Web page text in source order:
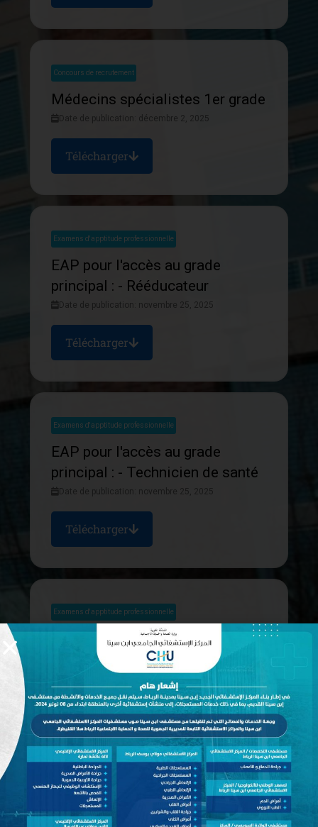
Concours de recrutement
Médecins spécialistes 1er grade
Date de publication: décembre 2, 2025
Télécharger
Examens d'apptitude professionnelle
EAP pour l'accès au grade
principal : - Rééducateur
Date de publication: novembre 25, 2025
Télécharger
Examens d'apptitude professionnelle
EAP pour l'accès au grade
principal : - Technicien de santé
Date de publication: novembre 25, 2025
Télécharger
Examens d'apptitude professionnelle
EAP pour l'accès au grade
principal: Sage-femme
Date de publication: novembre 25, 2025
Télécharger
Examens d'apptitude professionnelle